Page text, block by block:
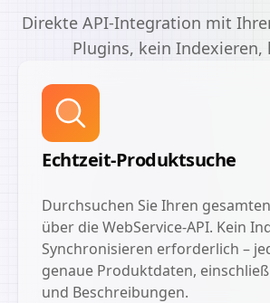
Direkte API-Integration mit
Plugins, kein Indexieren,
Echtzeit-Produktsuche
Durchsuchen Sie Ihren
über die WebService-API. Kein
Synchronisieren erforderlich –
genaue Produktdaten,
und Beschreibungen.